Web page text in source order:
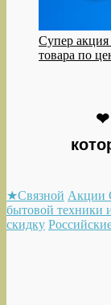
Супер
товара по
❤
★Связной Акции
бытовой техники
скидку